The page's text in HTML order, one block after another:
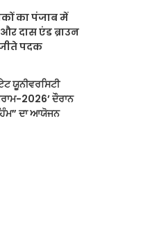
का पंजाब में
दास एंड ब्राउन
पदक
ਯੂਨੀਵਰਸਿਟੀ
2026’ ਦੌਰਾਨ
ਦਾ ਆਯੋਜਨ